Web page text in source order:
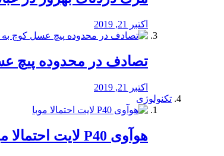
اکتبر 21, 2019
تصادف در محدوده پیچ
اکتبر 21, 2019
تکنولوژی
هوآوی P40 لایت احتمالا موبا